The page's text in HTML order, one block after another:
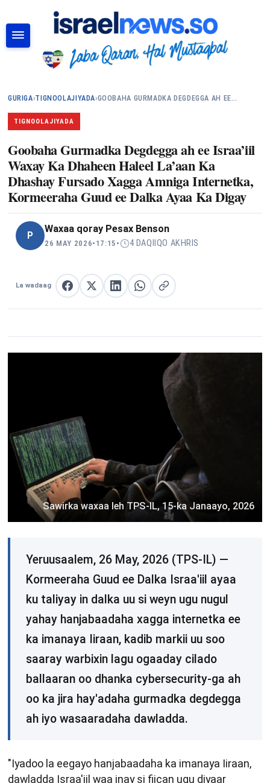
GURIGA›TIGNOOLAJIYADA›GOOBAHA GURMADKA DEGDEGGA AH EE…
TIGNOOLAJIYADA
Goobaha Gurmadka Degdegga ah ee Israa’iil
Waxay Ka Dhaheen Haleel La’aan Ka
Dhashay Fursado Xagga Amniga Internetka,
Kormeeraha Guud ee Dalka Ayaa Ka Digay
P
Waxaa qoray Pesax Benson
26 MAY 2026• 17:15 • 4 DAQIIQO AKHRIS
La wadaag La wadaag Facebook
La wadaag XLa wadaag LinkedIn
La wadaag WhatsApp
Nuqul link
Sawirka waxaa leh TPS-IL, 15-ka Janaayo, 2026
Yeruusaalem, 26 May, 2026 (TPS-IL) —
Kormeeraha Guud ee Dalka Israa'iil ayaa
ku taliyay in dalka uu si weyn ugu nugul
yahay hanjabaadaha xagga internetka ee
ka imanaya Iiraan, kadib markii uu soo
saaray warbixin lagu ogaaday cilado
ballaaran oo dhanka cybersecurity-ga ah
oo ka jira hay'adaha gurmadka degdegga
ah iyo wasaaradaha dawladda.
"Iyadoo la eegayo hanjabaadaha ka imanaya Iiraan,
dawladda Israa'iil waa inay si fiican ugu diyaar